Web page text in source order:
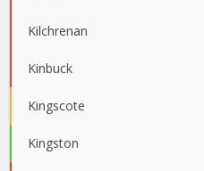
Kilchrenan
Kinbuck
Kingscote
Kingston